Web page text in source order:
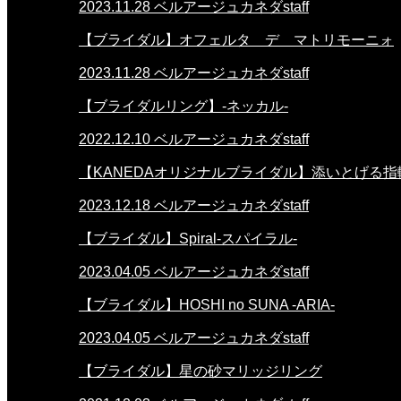
2023.11.28 ベルアージュカネダstaff
【ブライダル】オフェルタ デ マトリモーニォ
2023.11.28 ベルアージュカネダstaff
【ブライダルリング】-ネッカル-
2022.12.10 ベルアージュカネダstaff
【KANEDAオリジナルブライダル】添いとげる指
2023.12.18 ベルアージュカネダstaff
【ブライダル】Spiral-スパイラル-
2023.04.05 ベルアージュカネダstaff
【ブライダル】HOSHI no SUNA -ARIA-
2023.04.05 ベルアージュカネダstaff
【ブライダル】星の砂マリッジリング